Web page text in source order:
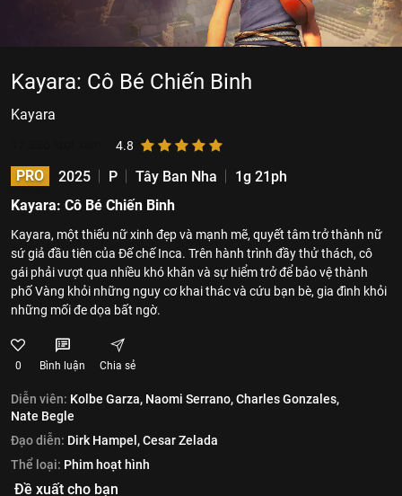
Kayara: Cô Bé Chiến Binh
Kayara
4.8
PRO 2025 P Tây Ban Nha
1g 21ph
Kayara: Cô Bé Chiến Binh
Kayara, một thiếu nữ xinh đẹp và mạnh mẽ, quyết tâm trở thành nữ
sứ giả đầu tiên của Đế chế Inca. Trên hành trình đầy thử thách, cô
gái phải vượt qua nhiều khó khăn và sự hiểm trở để bảo vệ thành
phố Vàng khỏi những nguy cơ khai thác và cứu bạn bè, gia đình khỏi
những mối đe dọa bất ngờ.
0 Bình luận Chia sẻ
Diễn viên: Kolbe Garza, Naomi Serrano,Charles Gonzales,
Nate Begle
Đạo diễn: Dirk Hampel,Cesar Zelada
Thể loại: Phim hoạt hình
Đề xuất cho bạn